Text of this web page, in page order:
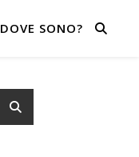
DOVE SONO?